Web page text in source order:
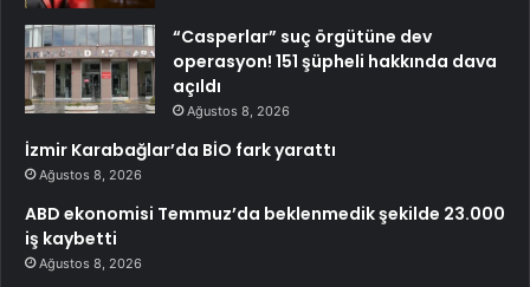
“Casperlar” suç örgütüne dev
operasyon! 151 şüpheli hakkında dava
açıldı
Ağustos 8, 2026
İzmir Karabağlar’da BİO fark yarattı
Ağustos 8, 2026
ABD ekonomisi Temmuz’da beklenmedik şekilde 23.000
iş kaybetti
Ağustos 8, 2026